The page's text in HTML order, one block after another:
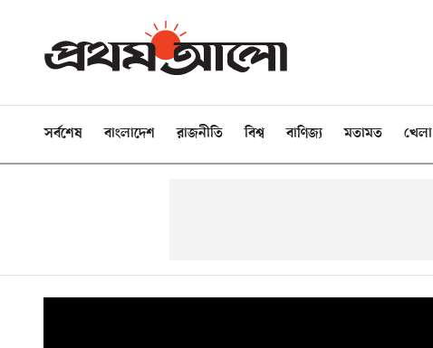
সর্বশেষ বাংলাদেশ রাজনীতি বিশ্ব বাণিজ্য মতামত খেলা